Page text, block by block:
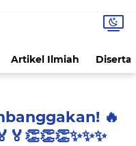
Artikel Ilmiah
🔥